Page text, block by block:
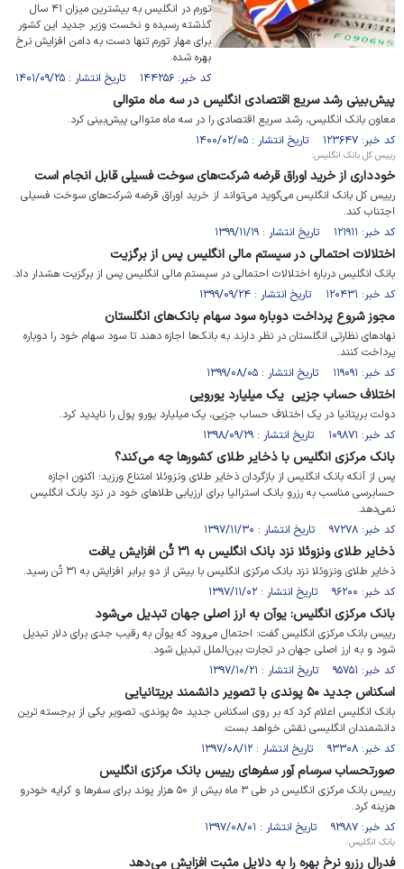
تورم در انگلیس به بیشترین میزان ۴۱ سال
گذشته رسیده و نخست وزیر جدید این کشور
برای مهار تورم تنها دست به دامن افزایش نرخ
بهره شده.
کد خبر: ۱۴۴۲۵۶ تاریخ انتشار : ۱۴۰۱/۰۹/۲۵
پیش‌بینی رشد سریع اقتصادی انگلیس در سه ماه متوالی
معاون بانک انگلیس، رشد سریع اقتصادی را در سه ماه متوالی پیش‌بینی کرد.
کد خبر: ۱۲۳۶۴۷ تاریخ انتشار : ۱۴۰۰/۰۲/۰۵
رییس کل بانک انگلیس:
خودداری از خرید اوراق قرضه شرکت‌های سوخت فسیلی قابل انجام است
رییس کل بانک انگلیس می‌گوید می‌تواند از خرید اوراق قرضه شرکت‌های سوخت فسیلی
اجتناب کند.
کد خبر: ۱۲۱۹۱۱ تاریخ انتشار : ۱۳۹۹/۱۱/۱۹
اختلالات احتمالی در سیستم مالی انگلیس پس از برگزیت
بانک انگلیس درباره اختلالات احتمالی در سیستم مالی انگلیس پس از برگزیت هشدار داد.
کد خبر: ۱۲۰۴۳۱ تاریخ انتشار : ۱۳۹۹/۰۹/۲۴
مجوز شروع پرداخت دوباره سود سهام بانک‌های انگلستان
نهادهای نظارتی انگلستان در نظر دارند به بانک‌ها اجازه دهند تا سود سهام خود را دوباره
پرداخت کنند.
کد خبر: ۱۱۹۰۹۱ تاریخ انتشار : ۱۳۹۹/۰۸/۰۵
اختلاف حساب جزیی یک میلیارد یورویی
دولت بریتانیا در یک اختلاف حساب جزیی، یک میلیارد یورو پول را ناپدید کرد.
کد خبر: ۱۰۹۸۷۱ تاریخ انتشار : ۱۳۹۸/۰۹/۲۹
بانک مرکزی انگلیس با ذخایر طلای کشورها چه می‌کند؟
پس از آنکه بانک انگلیس از بازگردان ذخایر طلای ونزوئلا امتناع ورزید؛ اکنون اجازه
حسابرسی مناسب به رزرو بانک استرالیا برای ارزیابی طلاهای خود در نزد بانک انگلیس
نمی‌دهد.
کد خبر: ۹۷۲۷۸ تاریخ انتشار : ۱۳۹۷/۱۱/۳۰
ذخایر طلای ونزوئلا نزد بانک انگلیس به ۳۱ تُن افزایش یافت
ذخایر طلای ونزوئلا نزد بانک مرکزی انگلیس با بیش از دو برابر افزایش به ۳۱ تُن رسید.
کد خبر: ۹۶۲۰۰ تاریخ انتشار : ۱۳۹۷/۱۱/۰۲
بانک مرکزی انگلیس: یوآن به ارز اصلی جهان تبدیل می‌شود
رییس بانک مرکزی انگلیس گفت: احتمال می‌رود که یوآن به رقیب جدی برای دلار تبدیل
شود و به ارز اصلی جهان در تجارت بین‌الملل تبدیل شود.
کد خبر: ۹۵۷۵۱ تاریخ انتشار : ۱۳۹۷/۱۰/۲۱
اسکناس جدید ۵۰ پوندی با تصویر دانشمند بریتانیایی
بانک انگلیس اعلام کرد که بر روی اسکناس جدید ۵۰ پوندی، تصویر یکی از برجسته ترین
دانشمندان انگلیسی نقش خواهد بست.
کد خبر: ۹۳۳۰۸ تاریخ انتشار : ۱۳۹۷/۰۸/۱۲
صورتحساب سرسام آور سفرهای رییس بانک مرکزی انگلیس
رییس بانک مرکزی انگلیس در طی ۳ ماه بیش از ۵۰ هزار پوند برای سفرها و کرایه خودرو
هزینه کرد.
کد خبر: ۹۲۹۸۷ تاریخ انتشار : ۱۳۹۷/۰۸/۰۱
بانک انگلیس:
فدرال رزرو نرخ بهره را به دلایل مثبت افزایش می‌دهد